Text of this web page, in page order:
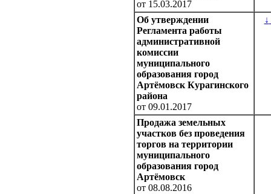
от 15.03.2017
Об утверждении
Регламента работы
административной
комиссии
муниципального
образования город
Артёмовск Курагинского
района
от 09.01.2017
↓
Продажа земельных
участков без проведения
торгов на территории
муниципального
образования город
Артёмовск
от 08.08.2016